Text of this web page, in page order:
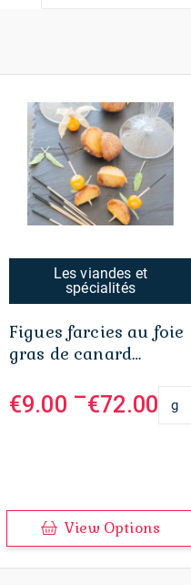
Les viandes et
spécialités
Figues farcies au foie
gras de canard
€9.00 –€72.00
Plage g
View Options